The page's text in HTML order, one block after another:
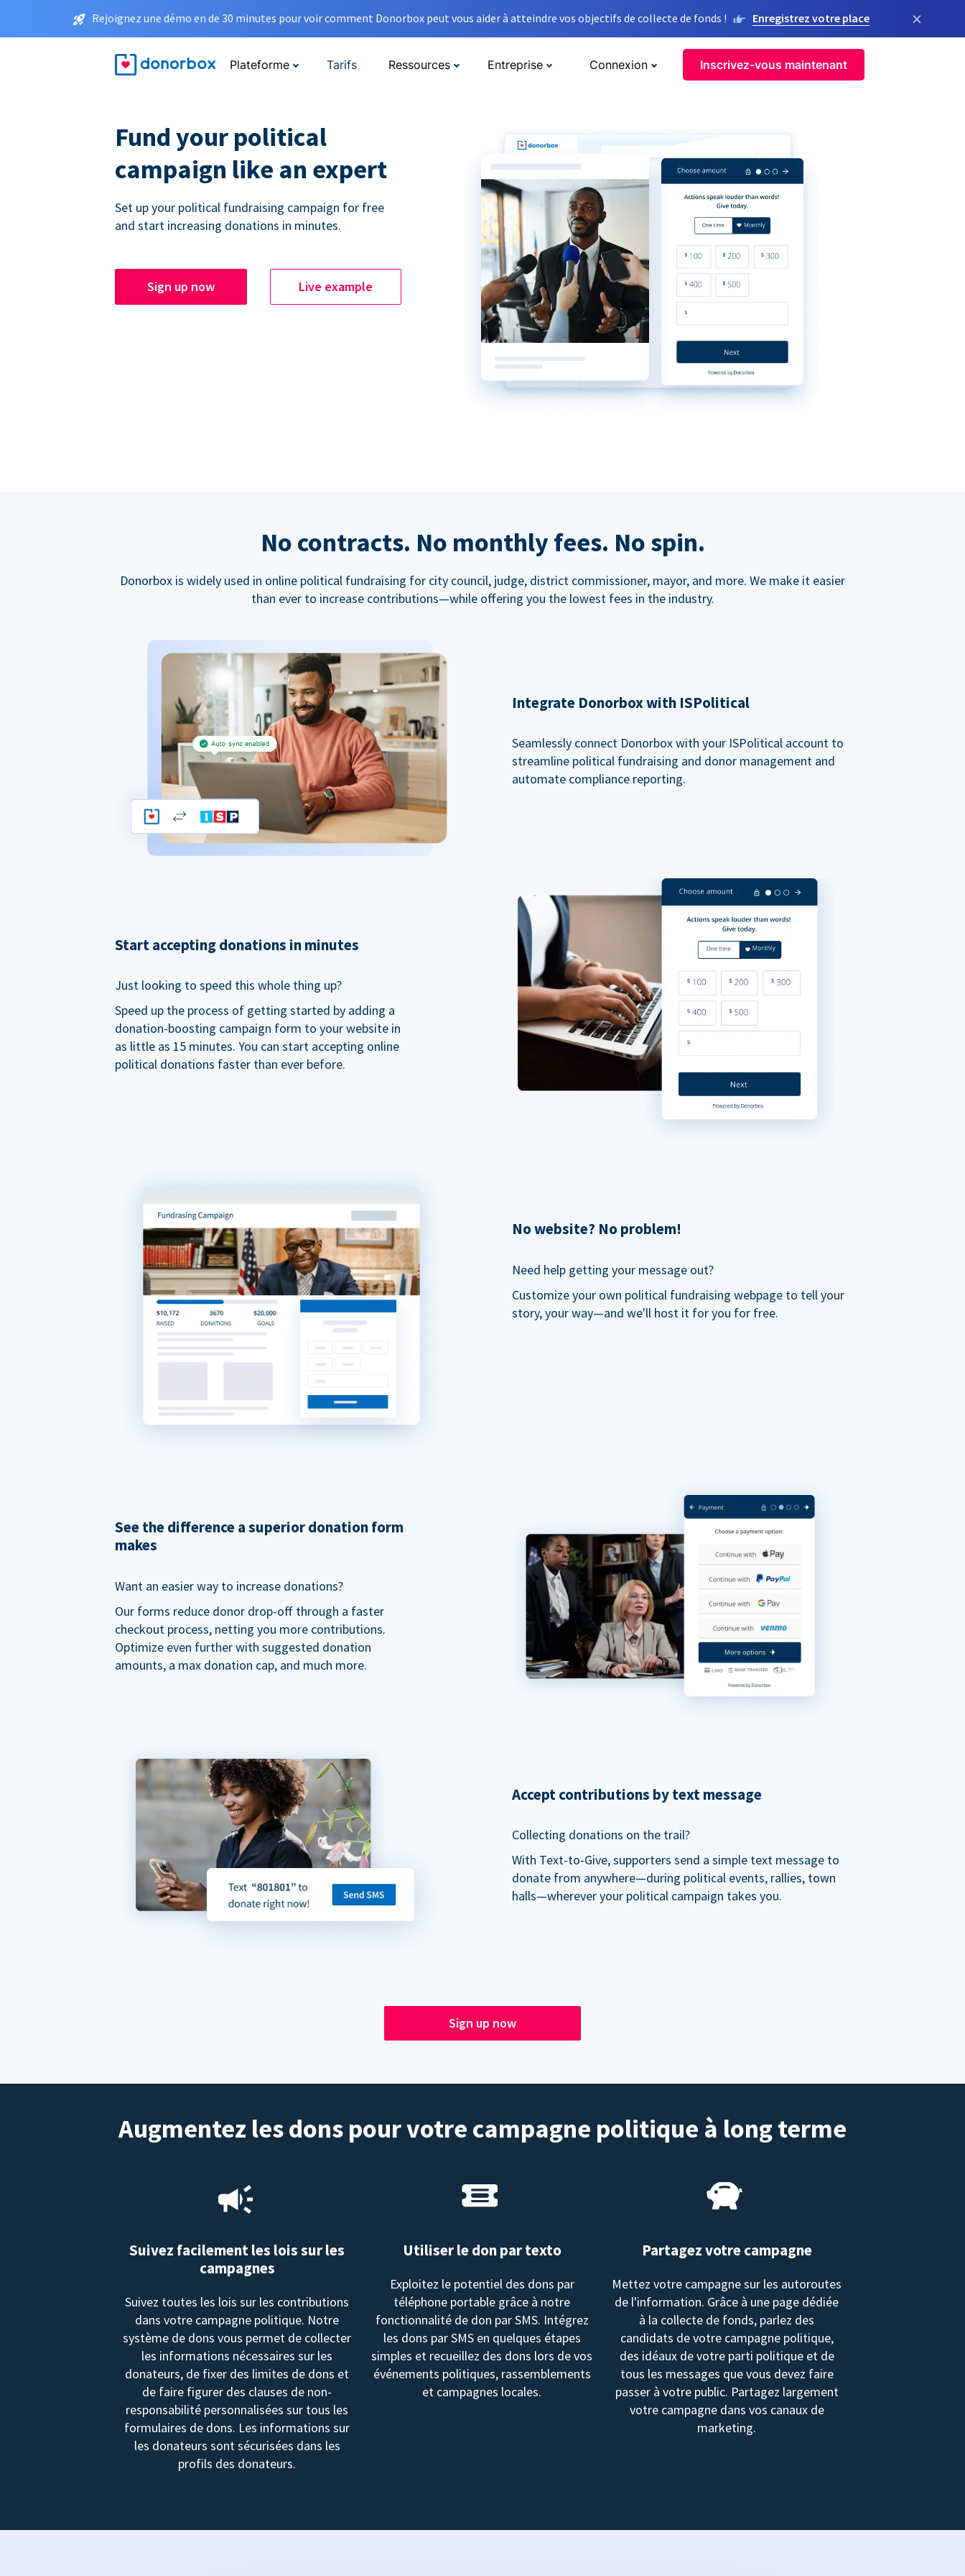
Rejoignez une démo en de 30 minutes pour voir comment Donorbox peut vous aider à atteindre vos objectifs de collecte de fonds ! Enregistrez votre place ×
Plateforme Tarifs Ressources Entreprise Connexion Inscrivez-vous maintenant
Fund your political
campaign like an expert
Set up your political fundraising campaign for free
and start increasing donations in minutes.
Sign up now Live example
No contracts. No monthly fees. No spin.
Donorbox is widely used in online political fundraising for city council, judge, district commissioner, mayor, and more. We make it easier
than ever to increase contributions—while offering you the lowest fees in the industry.
Integrate Donorbox with ISPolitical
Seamlessly connect Donorbox with your ISPolitical account to
streamline political fundraising and donor management and
automate compliance reporting.
Start accepting donations in minutes
Just looking to speed this whole thing up?
Speed up the process of getting started by adding a
donation-boosting campaign form to your website in
as little as 15 minutes. You can start accepting online
political donations faster than ever before.
No website? No problem!
Need help getting your message out?
Customize your own political fundraising webpage to tell your
story, your way—and we'll host it for you for free.
See the difference a superior donation form
makes
Want an easier way to increase donations?
Our forms reduce donor drop-off through a faster
checkout process, netting you more contributions.
Optimize even further with suggested donation
amounts, a max donation cap, and much more.
Accept contributions by text message
Collecting donations on the trail?
With Text-to-Give, supporters send a simple text message to
donate from anywhere—during political events, rallies, town
halls—wherever your political campaign takes you.
Sign up now
Augmentez les dons pour votre campagne politique à long terme
Suivez facilement les lois sur les
campagnes
Suivez toutes les lois sur les contributions
dans votre campagne politique. Notre
système de dons vous permet de collecter
les informations nécessaires sur les
donateurs, de fixer des limites de dons et
de faire figurer des clauses de non-
responsabilité personnalisées sur tous les
formulaires de dons. Les informations sur
les donateurs sont sécurisées dans les
profils des donateurs.
Utiliser le don par texto
Exploitez le potentiel des dons par
téléphone portable grâce à notre
fonctionnalité de don par SMS. Intégrez
les dons par SMS en quelques étapes
simples et recueillez des dons lors de vos
événements politiques, rassemblements
et campagnes locales.
Partagez votre campagne
Mettez votre campagne sur les autoroutes
de l'information. Grâce à une page dédiée
à la collecte de fonds, parlez des
candidats de votre campagne politique,
des idéaux de votre parti politique et de
tous les messages que vous devez faire
passer à votre public. Partagez largement
votre campagne dans vos canaux de
marketing.